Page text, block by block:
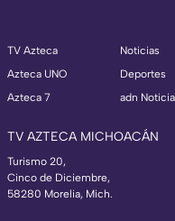
TV Azteca
Azteca UNO
Azteca 7
Noticias
Deportes
adn
TV AZTECA MICHOACÁN
Turismo 20,
Cinco de Diciembre,
58280 Morelia, Mich.